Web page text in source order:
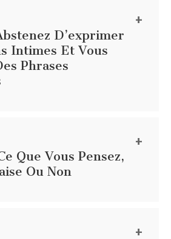
D’exprimer
Intimes Et Vous
Phrases
Que Vous Pensez,
Ou Non